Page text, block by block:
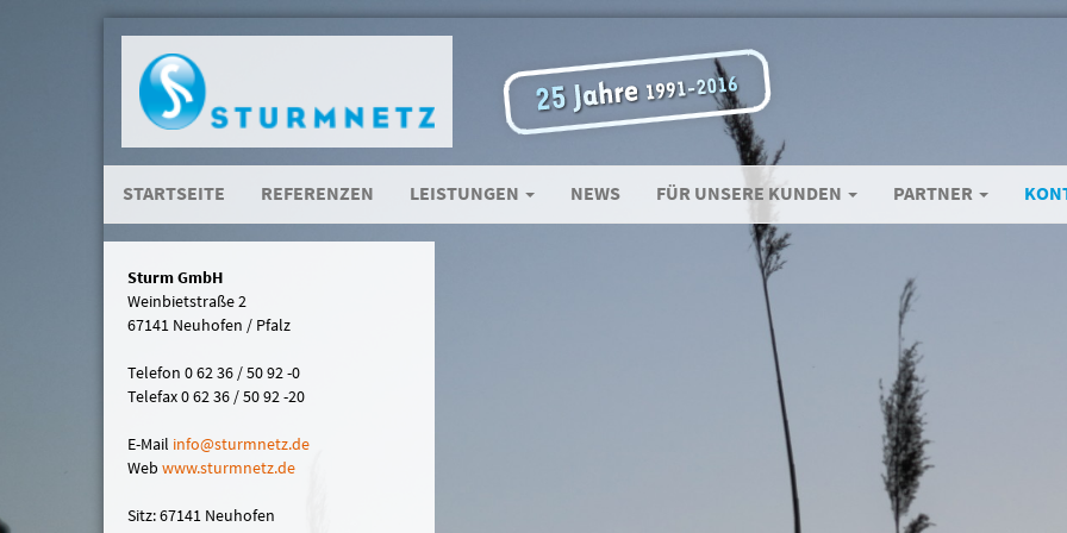
STARTSEITE REFERENZEN LEISTUNGEN NEWS FÜR UNSERE KUNDEN PARTNER
Sturm GmbH
Weinbietstraße 2
67141 Neuhofen / Pfalz
Telefon 0 62 36 / 50 92 -0
Telefax 0 62 36 / 50 92 -20
E-Mail info@sturmnetz.de
Web www.sturmnetz.de
Sitz: 67141 Neuhofen